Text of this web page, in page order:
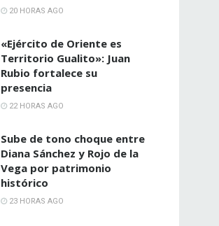
20 HORAS AGO
«Ejército de Oriente es
Territorio Gualito»: Juan
Rubio fortalece su
presencia
22 HORAS AGO
Sube de tono choque entre
Diana Sánchez y Rojo de la
Vega por patrimonio
histórico
23 HORAS AGO